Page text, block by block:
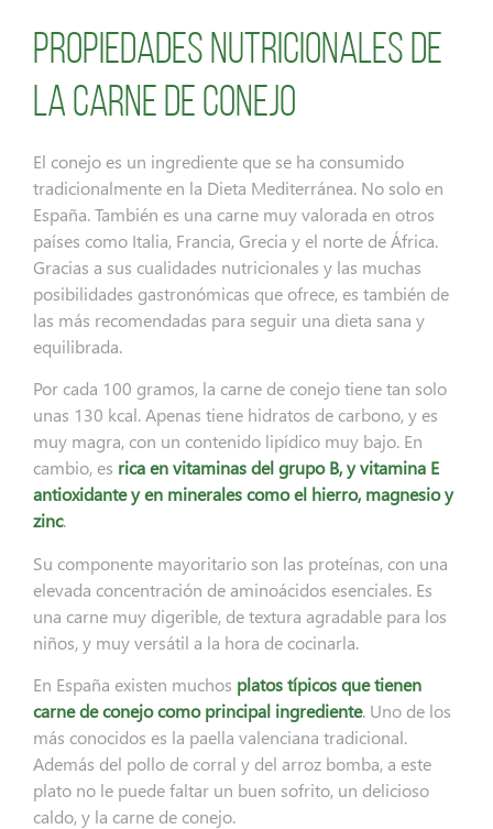
Propiedades nutricionales de
la carne de conejo
El conejo es un ingrediente que se ha consumido
tradicionalmente en la Dieta Mediterránea. No solo en
España. También es una carne muy valorada en otros
países como Italia, Francia, Grecia y el norte de África.
Gracias a sus cualidades nutricionales y las muchas
posibilidades gastronómicas que ofrece, es también de
las más recomendadas para seguir una dieta sana y
equilibrada.
Por cada 100 gramos, la carne de conejo tiene tan solo
unas 130 kcal. Apenas tiene hidratos de carbono, y es
muy magra, con un contenido lipídico muy bajo. En
cambio, es rica en vitaminas del grupo B, y vitamina E
antioxidante y en minerales como el hierro, magnesio y
zinc.
Su componente mayoritario son las proteínas, con una
elevada concentración de aminoácidos esenciales. Es
una carne muy digerible, de textura agradable para los
niños, y muy versátil a la hora de cocinarla.
En España existen muchos platos típicos que tienen
carne de conejo como principal ingrediente. Uno de los
más conocidos es la paella valenciana tradicional.
Además del pollo de corral y del arroz bomba, a este
plato no le puede faltar un buen sofrito, un delicioso
caldo, y la carne de conejo.